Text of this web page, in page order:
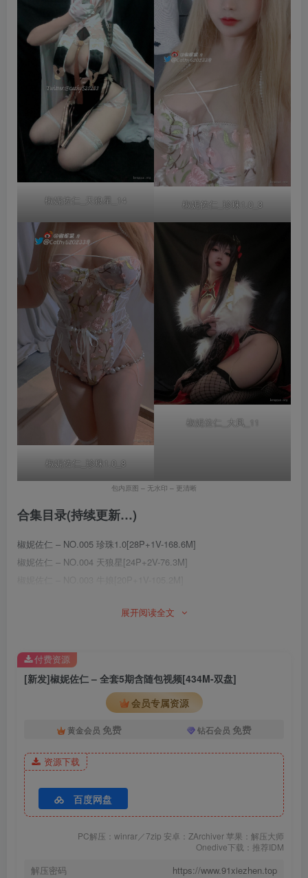
椒妮佐仁_天狼星_14 椒妮佐仁_珍珠1.0_3
椒妮佐仁_珍珠1.0_8
椒妮佐仁_大凤_11
包内原图 – 无水印 – 更清晰
合集目录(持续更新…)
椒妮佐仁 – NO.005 珍珠1.0[28P+1V-168.6M]
椒妮佐仁 – NO.004 天狼星[24P+2V-76.3M]
椒妮佐仁 – NO.001 大凤[13P+1V-34.2M]
展开阅读全文
[新发]椒妮佐仁 – 全套5期含随包视频[434M-双盘]
会员专属资源
黄金会员 免费 钻石会员 免费
资源下载
百度网盘
PC解压：winrar／7zip 安卓：ZArchiver 苹果：解压大师
Onedive下载：推荐IDM
解压密码
https://www.91xiezhen.top
付费资源